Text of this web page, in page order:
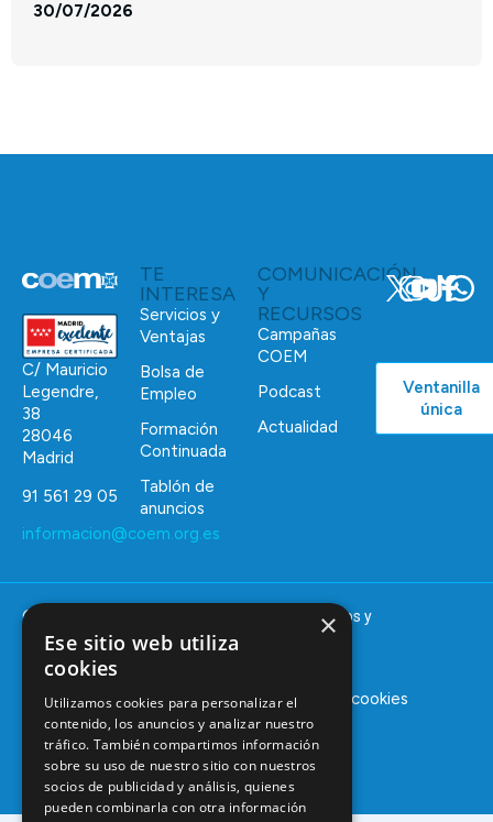
30/07/2026
C/ Mauricio
Legendre,
38
28046
Madrid
91 561 29 05
informacion@coem.org.es
TE
INTERESA
Servicios y
Ventajas
Bolsa de
Empleo
Formación
Continuada
Tablón de
anuncios
COMUNICACIÓN
Y
RECURSOS
Campañas
COEM
Podcast
Actualidad
Ventanilla
única
© 2025 – COEM – Colegio Oficial de Odontólogos y
Estomatólogos de la I región
Aviso legalPolítica de privacidadPolítica de cookies
×
Ese sitio web utiliza
cookies
Utilizamos cookies para personalizar el
contenido, los anuncios y analizar nuestro
tráfico. También compartimos información
sobre su uso de nuestro sitio con nuestros
socios de publicidad y análisis, quienes
pueden combinarla con otra información